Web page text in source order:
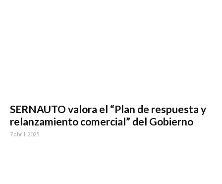
SERNAUTO valora el “Plan de respuesta y
relanzamiento comercial” del Gobierno
7 abril, 2025